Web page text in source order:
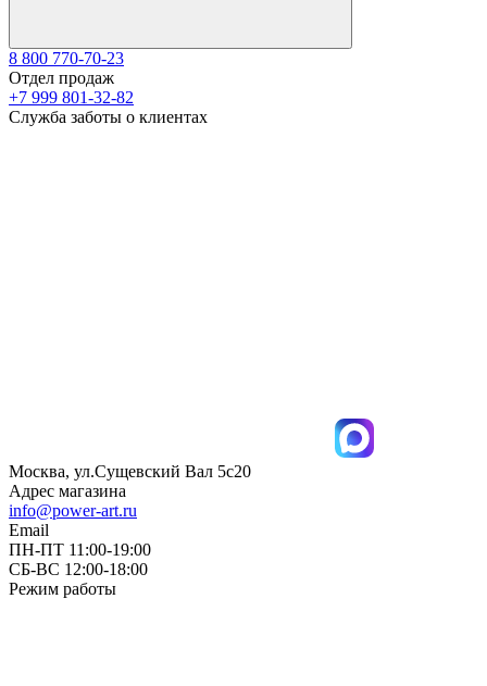
8 800 770-70-23
Отдел продаж
+7 999 801-32-82
Служба заботы о клиентах
Москва, ул.Сущевский Вал 5с20
Адрес магазина
info@power-art.ru
Email
ПН-ПТ 11:00-19:00
СБ-ВС 12:00-18:00
Режим работы